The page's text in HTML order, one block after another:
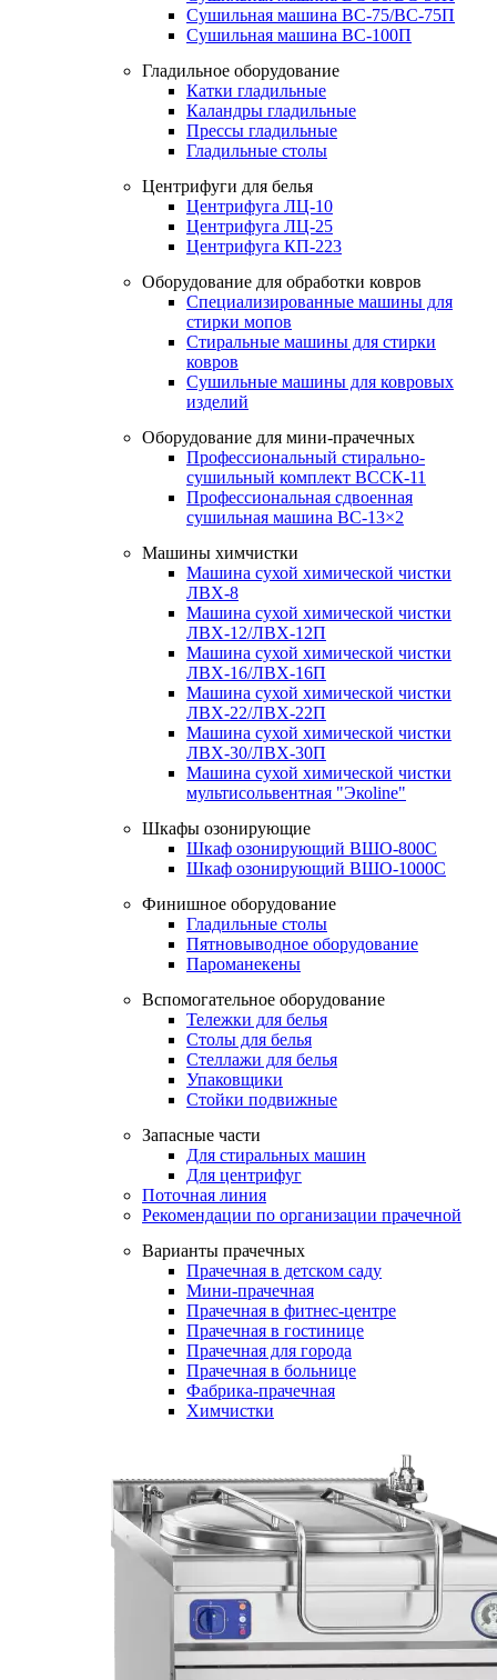
Сушильная машина ВС-75/ВС-75П
Сушильная машина ВС-100П
Гладильное оборудование
Катки гладильные
Каландры гладильные
Прессы гладильные
Гладильные столы
Центрифуги для белья
Центрифуга ЛЦ-10
Центрифуга ЛЦ-25
Центрифуга КП-223
Оборудование для обработки ковров
Специализированные машины для
стирки мопов
Стиральные машины для стирки
ковров
Сушильные машины для ковровых
изделий
Оборудование для мини-прачечных
Профессиональный стирально-
сушильный комплект ВССК-11
Профессиональная сдвоенная
сушильная машина ВС-13×2
Машины химчистки
Машина сухой химической чистки
ЛВХ-8
Машина сухой химической чистки
ЛВХ-12/ЛВХ-12П
Машина сухой химической чистки
ЛВХ-16/ЛВХ-16П
Машина сухой химической чистки
ЛВХ-22/ЛВХ-22П
Машина сухой химической чистки
ЛВХ-30/ЛВХ-30П
Машина сухой химической чистки
мультисольвентная "Экоline"
Шкафы озонирующие
Шкаф озонирующий ВШО-800С
Шкаф озонирующий ВШО-1000С
Финишное оборудование
Гладильные столы
Пятновыводное оборудование
Пароманекены
Вспомогательное оборудование
Тележки для белья
Столы для белья
Стеллажи для белья
Упаковщики
Стойки подвижные
Запасные части
Для стиральных машин
Для центрифуг
Поточная линия
Рекомендации по организации прачечной
Варианты прачечных
Прачечная в детском саду
Мини-прачечная
Прачечная в фитнес-центре
Прачечная в гостинице
Прачечная для города
Прачечная в больнице
Фабрика-прачечная
Химчистки